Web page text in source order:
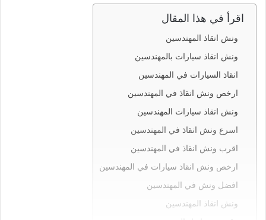
اقرأ في هذا المقال
ونش انقاذ المهندسين
ونش انقاذ سيارات بالمهندسين
انقاذ السيارات في المهندسين
ارخص ونش انقاذ في المهندسين
ونش انقاذ سيارات المهندسين
اسرع ونش انقاذ في المهندسين
اقرب ونش انقاذ في المهندسين
ارخص ونش انقاذ سيارات في المهندسين
افضل ونش في المهندسين
ونش انقاذ المهندسين